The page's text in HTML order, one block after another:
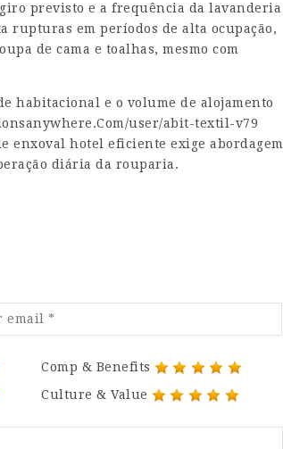
previsto e a frequência da lavanderia
rupturas em períodos de alta ocupação,
de cama e toalhas, mesmo com
habitacional e o volume de alojamento
user/abit-textil-v79
enxoval hotel eficiente exige abordagem
diária da rouparia.
Comp & Benefits
Culture & Value